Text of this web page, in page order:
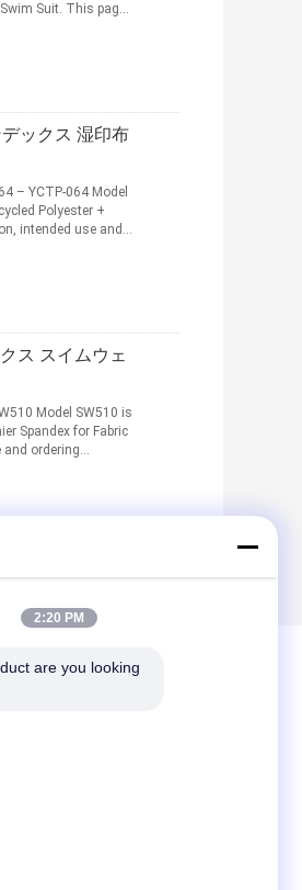
Suit. This page
ックス 湿印布
– YCTP-064 Model
Polyester +
intended use and
ス スイムウェ
Model SW510 is
Spandex for Fabric
and ordering
2:20 PM
are you looking